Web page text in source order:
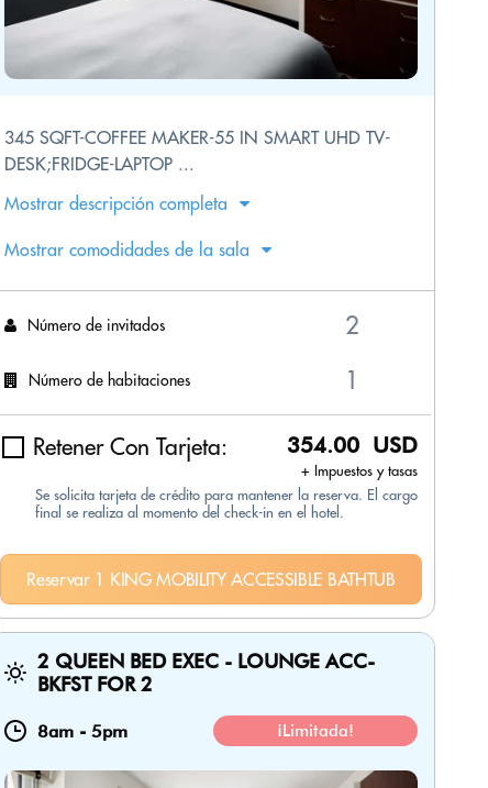
345 SQFT-COFFEE MAKER-55 IN SMART UHD TV-
DESK;FRIDGE-LAPTOP ...
Mostrar descripción completa
Mostrar comodidades de la sala
Número de invitados
Número de habitaciones
Retener Con Tarjeta: 354.00 USD
+ Impuestos y tasas
Se solicita tarjeta de crédito para mantener la reserva. El cargo
final se realiza al momento del check-in en el hotel.
Reservar 1 KING MOBILITY ACCESSIBLE BATHTUB
2 QUEEN BED EXEC - LOUNGE ACC-
BKFST FOR 2
8am - 5pm ¡Limitada!